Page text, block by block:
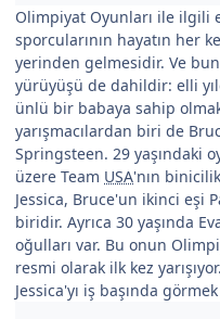
Olimpiyat Oyunları ile ilgili
sporcularının hayatın her
yerinden gelmesidir. Ve
yürüyüşü de dahildir: elli
ünlü bir babaya sahip
yarışmacılardan biri de
Springsteen. 29 yaşındaki
üzere Team USA'nın
Jessica, Bruce'un ikinci eşi
biridir. Ayrıca 30 yaşında
oğulları var. Bu onun
resmi olarak ilk kez
Jessica'yı iş başında